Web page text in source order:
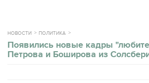
НОВОСТИ ПОЛИТИКА
Появились новые кадры
Петрова и Боширова из